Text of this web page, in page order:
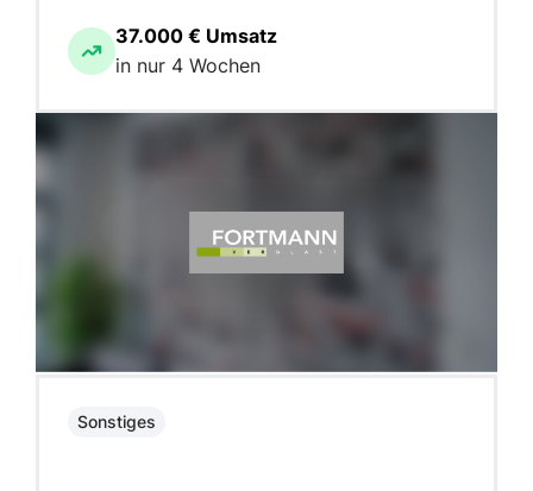
37.000 € Umsatz
in nur 4 Wochen
Sonstiges